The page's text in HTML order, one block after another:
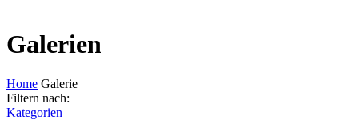
Galerien
Home Galerie
Filtern nach:
Kategorien